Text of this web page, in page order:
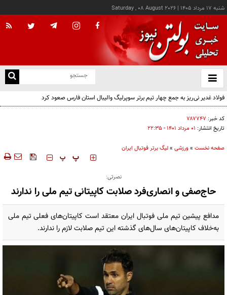
شنبه ۱۷ مرداد ۱۴۰۵ |
Saturday , 08 August 2026
باز
و
فولاد غدیر نی‌ریز به جمع چهار تیم برتر سوپرلیگ والیبال استان فارس صعود کرد
کد خبر: ۷۸۷۷۴۷
تاریخ انتشار: ۰۱ مرداد ۱۴۰۱ - ۲۲:۳۵
صفحه نخست »ورزشی »لیگ برتر فوتبال ایران
‍‍‍ پ پ
نصرتی:
حاج‌صفی و انصاری‌فرد صلابت کاپیتانی تیم ملی را ندارند
مدافع پیشین تیم ملی فوتبال ایران معتقد است کاپیتان‌های فعلی تیم ملی
به‌خلاف کاپیتان‌های سال‌های گذشته این تیم صلابت لازم را ندارند.